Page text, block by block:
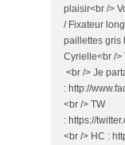
plaisir<br />
/ Fixateur
paillettes gris
Cyrielle<br />
<br /> Je
: http://
<br /> TW
: https://
<br /> HC :